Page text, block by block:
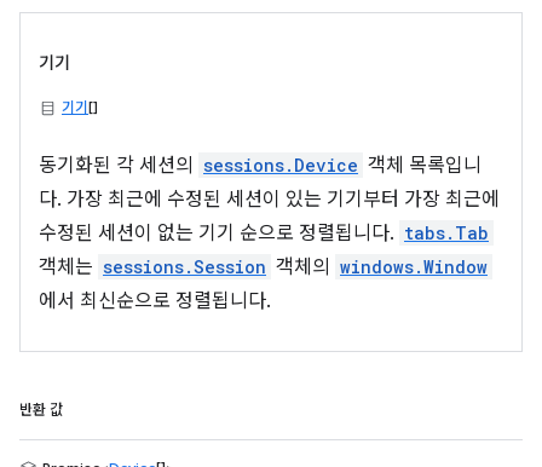
기기
기기 []
동기화된 각 세션의 sessions.Device 객체 목록입니
다. 가장 최근에 수정된 세션이 있는 기기부터 가장 최근에
수정된 세션이 없는 기기 순으로 정렬됩니다. tabs.Tab
객체는 sessions.Session 객체의 windows.Window
에서 최신순으로 정렬됩니다.
반환 값